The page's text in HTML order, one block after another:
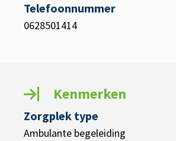
Telefoonnummer
0628501414
Kenmerken
Zorgplek type
Ambulante begeleiding